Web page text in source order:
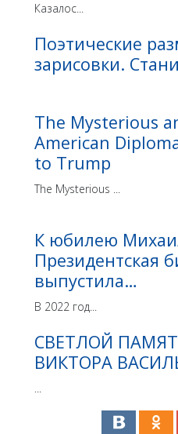
Казалос...
Поэтические
зарисовки.
The Mysterious
American
to Trump
The Mysterious ...
К юбилею
Президентская
выпустила…
В 2022 год...
СВЕТЛОЙ
ВИКТОРА
...
Как получить